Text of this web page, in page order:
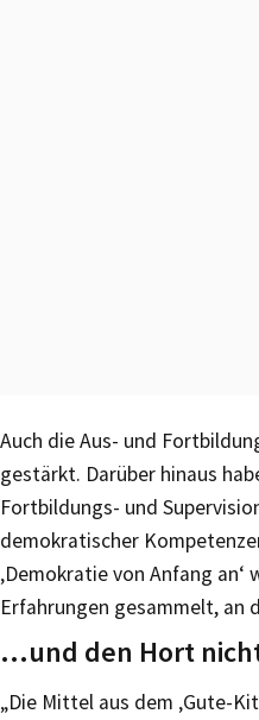
Auch die Aus- und
gestärkt. Darüber hinaus
Fortbildungs- und
demokratischer
‚Demokratie von Anfang an‘
Erfahrungen gesammelt, an
…und den Hort
„Die Mittel aus dem ‚Gute-